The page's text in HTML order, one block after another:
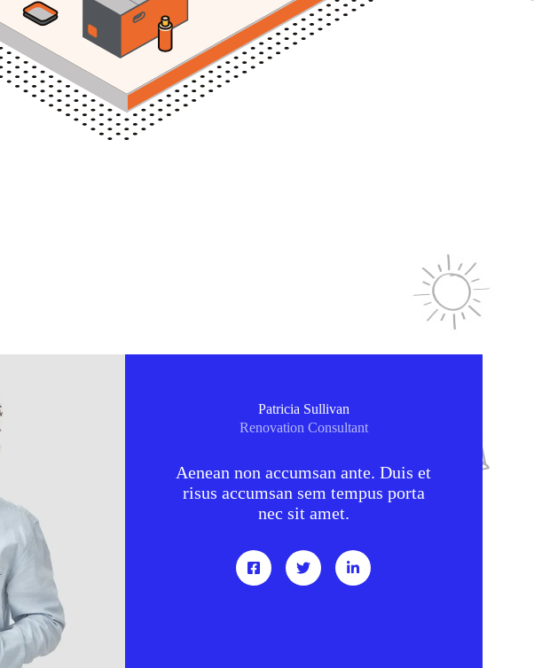
Patricia Sullivan
Renovation Consultant
Aenean non accumsan ante. Duis et
risus accumsan sem tempus porta
nec sit amet.